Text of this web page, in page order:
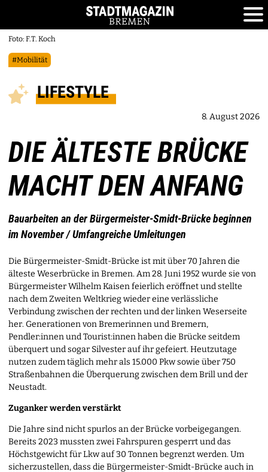
Foto: F.T. Koch
#Mobilität
LIFESTYLE
8. August 2026
DIE ÄLTESTE BRÜCKE
MACHT DEN ANFANG
Bauarbeiten an der Bürgermeister-Smidt-Brücke beginnen
im November / Umfangreiche Umleitungen
Die Bürgermeister-Smidt-Brücke ist mit über 70 Jahren die
älteste Weserbrücke in Bremen. Am 28. Juni 1952 wurde sie von
Bürgermeister Wilhelm Kaisen feierlich eröffnet und stellte
nach dem Zweiten Weltkrieg wieder eine verlässliche
Verbindung zwischen der rechten und der linken Weserseite
her. Generationen von Bremerinnen und Bremern,
Pendler:innen und Tourist:innen haben die Brücke seitdem
überquert und sogar Silvester auf ihr gefeiert. Heutzutage
nutzen zudem täglich mehr als 15.000 Pkw sowie über 750
Straßenbahnen die Überquerung zwischen dem Brill und der
Neustadt.
Zuganker werden verstärkt
Die Jahre sind nicht spurlos an der Brücke vorbeigegangen.
Bereits 2023 mussten zwei Fahrspuren gesperrt und das
Höchstgewicht für Lkw auf 30 Tonnen begrenzt werden. Um
sicherzustellen, dass die Bürgermeister-Smidt-Brücke auch in